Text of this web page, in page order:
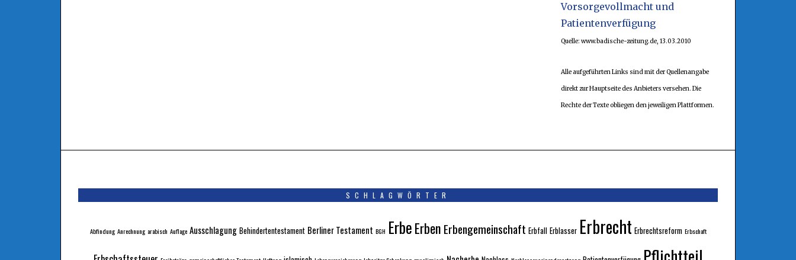
Vorsorgevollmacht und
Patientenverfügung
Quelle: www.badische-zeitung.de, 13.03.2010
Alle aufgeführten Links sind mit der Quellenangabe
direkt zur Hauptseite des Anbieters versehen. Die
Rechte der Texte obliegen den jeweiligen Plattformen.
SCHLAGWÖRTER
Abfindung Anrechnung arabisch Auflage Ausschlagung Behindertentestament Berliner Testament BGH ErbeErben Erbengemeinschaft Erbfall Erblasser Erbrecht Erbrechtsreform Erbschaft